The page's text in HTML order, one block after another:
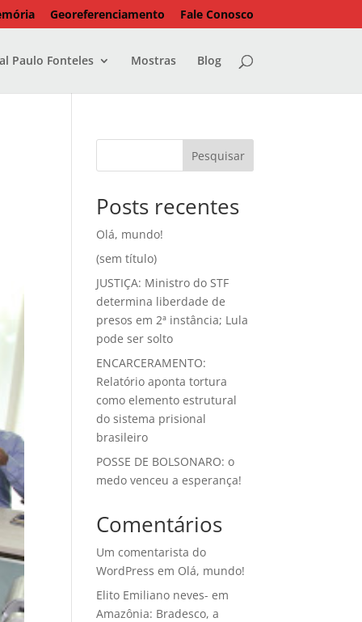
Georeferenciamento Fale Conosco
Paulo Fonteles Mostras Blog
Pesquisar
Posts recentes
Olá, mundo!
(sem título)
JUSTIÇA: Ministro do STF
determina liberdade de
presos em 2ª instância; Lula
pode ser solto
ENCARCERAMENTO:
Relatório aponta tortura
como elemento estrutural
do sistema prisional
brasileiro
POSSE DE BOLSONARO: o
medo venceu a esperança!
Comentários
Um comentarista do
WordPress em Olá, mundo!
Elito Emiliano neves- em
Amazônia: Bradesco, a